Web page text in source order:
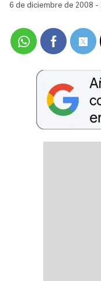
6 de diciembre de 2008 -